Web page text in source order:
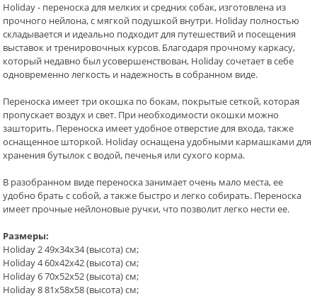
Holiday - переноска для мелких и средних собак, изготовлена из
прочного нейлона, с мягкой подушкой внутри. Holiday полностью
складывается и идеально подходит для путешествий и посещения
выставок и тренировочных курсов. Благодаря прочному каркасу,
который недавно был усовершенствован, Holiday сочетает в себе
одновременно легкость и надежность в собранном виде.
Переноска имеет три окошка по бокам, покрытые сеткой, которая
пропускает воздух и свет. При необходимости окошки можно
зашторить. Переноска имеет удобное отверстие для входа, также
оснащенное шторкой. Holiday оснащена удобными кармашками для
хранения бутылок с водой, печенья или сухого корма.
В разобранном виде переноска занимает очень мало места, ее
удобно брать с собой, а также быстро и легко собирать. Переноска
имеет прочные нейлоновые ручки, что позволит легко нести ее.
Размеры:
Holiday 2 49х34х34 (высота) см;
Holiday 4 60х42х42 (высота) см;
Holiday 6 70х52х52 (высота) см;
Holiday 8 81х58х58 (высота) см;